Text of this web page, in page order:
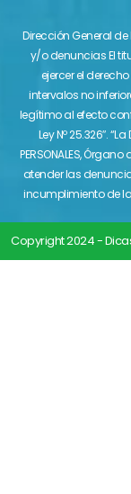
Dirección General
y/o denuncias El
ejercer el
intervalos no
legítimo al efecto
Ley Nº 25.326″. “La
PERSONALES,
atender las
incumplimiento de
Copyright 2024 -